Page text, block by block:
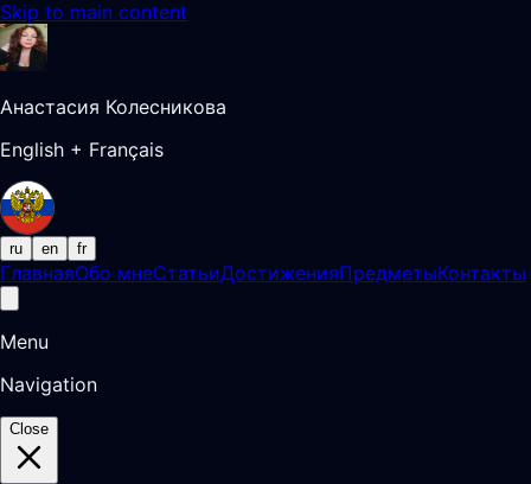
Skip to main content
Анастасия Колесникова
English + Français
ru en fr
ГлавнаяОбо мнеСтатьиДостиженияПредметыКонтакты
Menu
Navigation
Close